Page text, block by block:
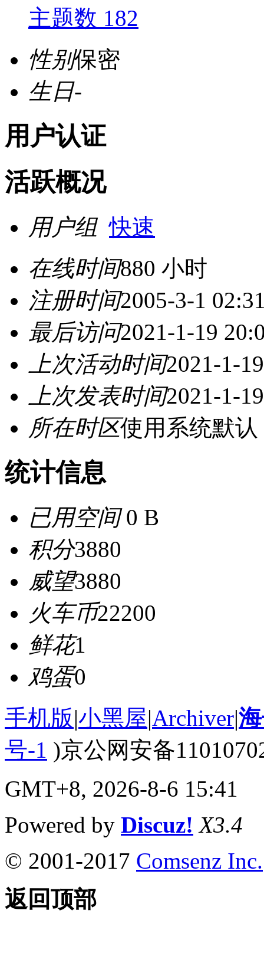
主题数 182
性别保密
生日-
用户认证
活跃概况
用户组快速
在线时间880 小时
注册时间2005-3-1
最后访问2021-1-19
上次活动时间2021-1-
上次发表时间2021-1-
所在时区使用系统默认
统计信息
已用空间0 B
积分3880
威望3880
火车币22200
鲜花1
鸡蛋0
手机版|小黑屋|Archiver|
号-1 )京公网安备
GMT+8, 2026-8-6 15:41
Powered by Discuz! X3.4
© 2001-2017 Comsenz Inc.
返回顶部